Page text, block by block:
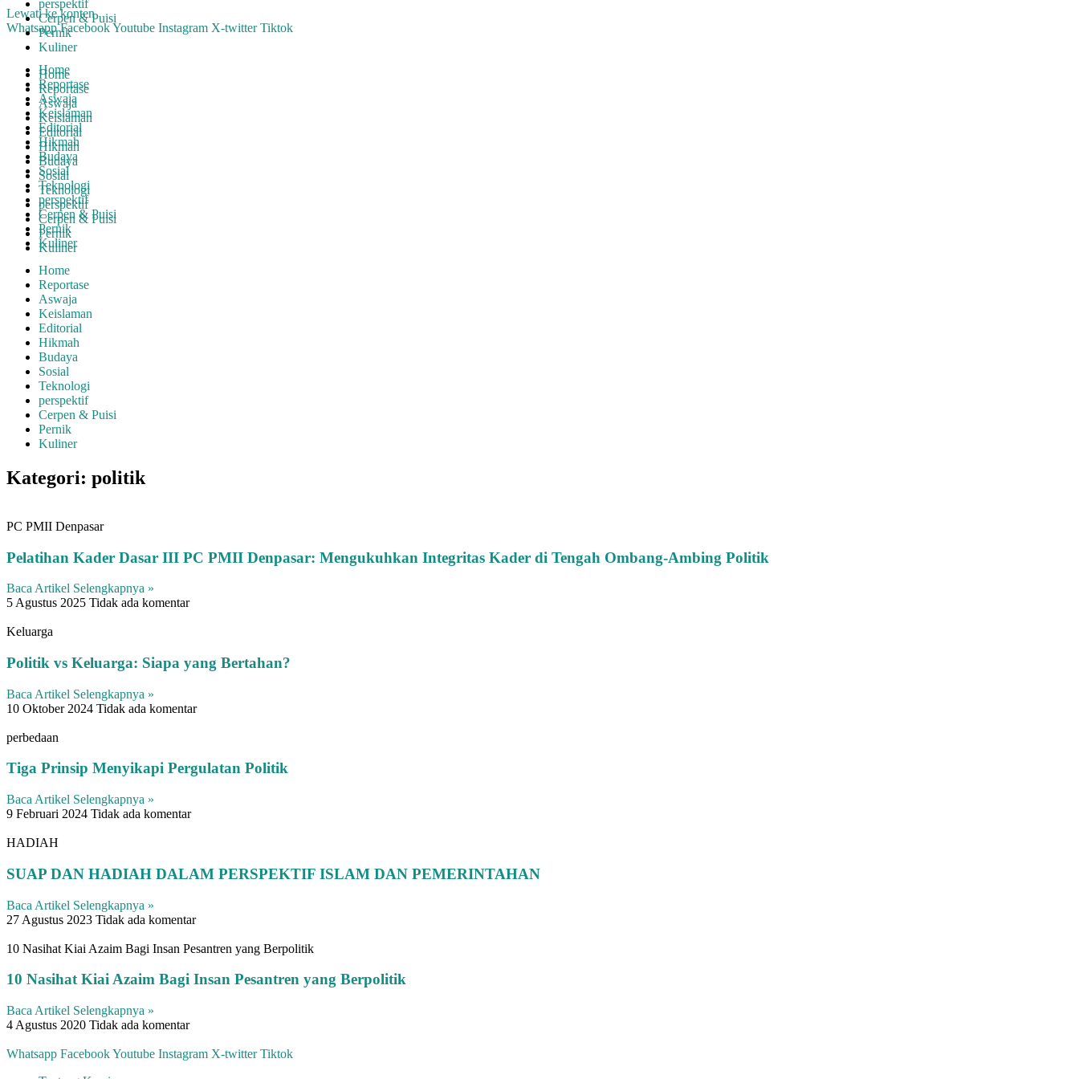
Lewati ke konten
Whatsapp FacebookYoutube Instagram X-twitter Tiktok
Home
Reportase
Aswaja
Keislaman
Editorial
Hikmah
Budaya
Sosial
Teknologi
perspektif
Cerpen & Puisi
Pernik
Kuliner
Home
Reportase
Aswaja
Keislaman
Editorial
Hikmah
Budaya
Sosial
Teknologi
perspektif
Cerpen & Puisi
Pernik
Kuliner
perspektif
Cerpen & Puisi
Pernik
Kuliner
Home
Reportase
Aswaja
Keislaman
Editorial
Hikmah
Budaya
Sosial
Teknologi
perspektif
Cerpen & Puisi
Pernik
Kuliner
Kategori: politik
PC PMII Denpasar
Pelatihan Kader Dasar III PC PMII Denpasar: Mengukuhkan Integritas Kader di Tengah Ombang-Ambing Politik
Baca Artikel Selengkapnya »
5 Agustus 2025 Tidak ada komentar
Keluarga
Politik vs Keluarga: Siapa yang Bertahan?
Baca Artikel Selengkapnya »
10 Oktober 2024 Tidak ada komentar
perbedaan
Tiga Prinsip Menyikapi Pergulatan Politik
Baca Artikel Selengkapnya »
9 Februari 2024 Tidak ada komentar
HADIAH
SUAP DAN HADIAH DALAM PERSPEKTIF ISLAM DAN PEMERINTAHAN
Baca Artikel Selengkapnya »
27 Agustus 2023 Tidak ada komentar
10 Nasihat Kiai Azaim Bagi Insan Pesantren yang Berpolitik
10 Nasihat Kiai Azaim Bagi Insan Pesantren yang Berpolitik
Baca Artikel Selengkapnya »
4 Agustus 2020 Tidak ada komentar
Whatsapp FacebookYoutube Instagram X-twitter Tiktok